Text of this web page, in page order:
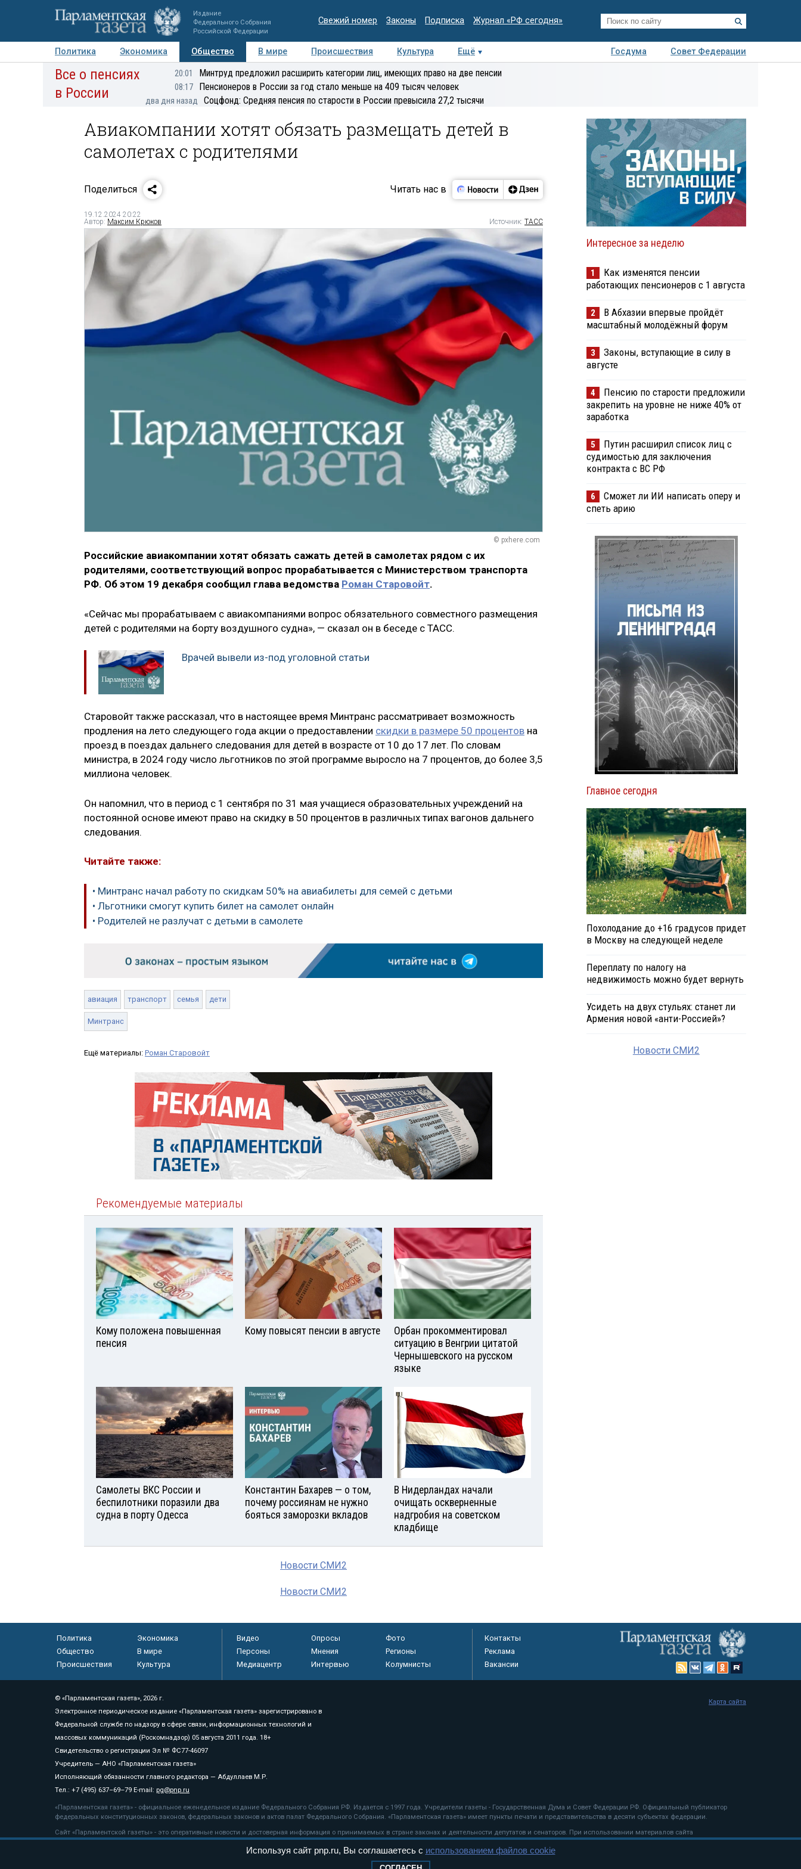
Издание
Федерального Собрания
Российской Федерации
Свежий номер Законы Подписка Журнал «РФ сегодня»
Политика Экономика Общество В мире Происшествия Культура Ещё Госдума
Совет Федерации
Авторы Персоны Мнения Регионы Медиацентр Интервью Колумнисты
Деловая
Все о пенсиях
в России
20:01 Минтруд предложил расширить категории лиц, имеющих право на две пенсии
08:17 Пенсионеров в России за год стало меньше на 409 тысяч человек
два дня назад Соцфонд: Средняя пенсия по старости в России превысила 27,2 тысячи
Авиакомпании хотят обязать размещать детей в
самолетах с родителями
Поделиться Читать нас в
19.12.2024 20:22
Автор: Максим Крюков Источник: ТАСС
© pxhere.com
Российские авиакомпании хотят обязать сажать детей в самолетах рядом с их
родителями, соответствующий вопрос прорабатывается с Министерством транспорта
РФ. Об этом 19 декабря сообщил глава ведомства Роман Старовойт.
«Сейчас мы прорабатываем с авиакомпаниями вопрос обязательного совместного размещения
детей с родителями на борту воздушного судна», — сказал он в беседе с ТАСС.
Врачей вывели из-под уголовной статьи
Старовойт также рассказал, что в настоящее время Минтранс рассматривает возможность
продления на лето следующего года акции о предоставлении скидки в размере 50 процентов на
проезд в поездах дальнего следования для детей в возрасте от 10 до 17 лет. По словам
министра, в 2024 году число льготников по этой программе выросло на 7 процентов, до более 3,5
миллиона человек.
Он напомнил, что в период с 1 сентября по 31 мая учащиеся образовательных учреждений на
постоянной основе имеют право на скидку в 50 процентов в различных типах вагонов дальнего
следования.
Читайте также:
• Минтранс начал работу по скидкам 50% на авиабилеты для семей с детьми
• Льготники смогут купить билет на самолет онлайн
• Родителей не разлучат с детьми в самолете
авиация транспорт семья дети
Минтранс
Ещё материалы: Роман Старовойт
Рекомендуемые материалы
Кому положена повышенная
пенсия
Кому повысят пенсии в августе
Орбан прокомментировал
ситуацию в Венгрии цитатой
Чернышевского на русском
языке
Самолеты ВКС России и
беспилотники поразили два
судна в порту Одесса
Константин Бахарев — о том,
почему россиянам не нужно
бояться заморозки вкладов
В Нидерландах начали
очищать оскверненные
надгробия на советском
кладбище
Новости СМИ2
Новости СМИ2
Интересное за неделю
1
Как изменятся пенсии
работающих пенсионеров с 1 августа
2
В Абхазии впервые пройдёт
масштабный молодёжный форум
3
Законы, вступающие в силу в
августе
4
Пенсию по старости предложили
закрепить на уровне не ниже 40% от
заработка
5
Путин расширил список лиц с
судимостью для заключения
контракта с ВС РФ
6
Сможет ли ИИ написать оперу и
спеть арию
Главное сегодня
Похолодание до +16 градусов придет
в Москву на следующей неделе
Переплату по налогу на
недвижимость можно будет вернуть
Усидеть на двух стульях: станет ли
Армения новой «анти-Россией»?
Новости СМИ2
Политика
Экономика
Общество
В мире
Происшествия
Культура
Видео Опросы
Фото
Персоны
Мнения
Регионы
Медиацентр
Интервью Колумнисты
Контакты
Реклама
Вакансии
© «Парламентская газета», 2026 г.
Электронное периодическое издание «Парламентская газета» зарегистрировано в
Федеральной службе по надзору в сфере связи, информационных технологий и
массовых коммуникаций (Роскомнадзор) 05 августа 2011 года. 18+
Свидетельство о регистрации Эл № ФС77-46097
Учредитель — АНО «Парламентская газета»
Исполняющий обязанности главного редактора — Абдуллаев М.Р.
Тел.: +7 (495) 637–69–79 E-mail: pg@pnp.ru
«Парламентская газета» - официальное еженедельное издание Федерального Собрания РФ. Издается с 1997 года. Учредители газеты - Государственная Дума и Совет Федерации РФ. Официальный публикатор
федеральных конституционных законов, федеральных законов и актов палат Федерального Собрания. «Парламентская газета» имеет пункты печати и представительства в десяти субъектах федерации.
Сайт «Парламентской газеты» - это оперативные новости и достоверная информация о принимаемых в стране законах и деятельности депутатов и сенаторов. При использовании материалов сайта
«Парламентской газеты» активная ссылка на pnp.ru обязательна.
рекомендательные технологии
Карта сайта
Используя сайт pnp.ru, Вы соглашаетесь с использованием файлов cookie